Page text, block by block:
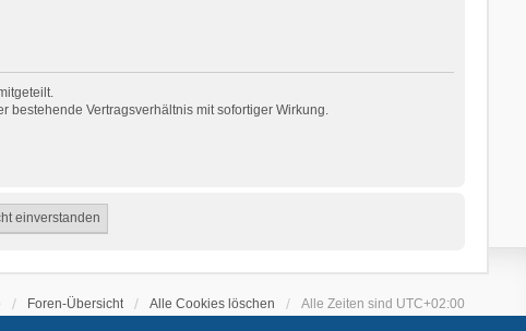
bestehende Vertragsverhältnis mit sofortiger Wirkung.
Foren-Übersicht Alle Cookies löschen Alle Zeiten sind UTC+02:00